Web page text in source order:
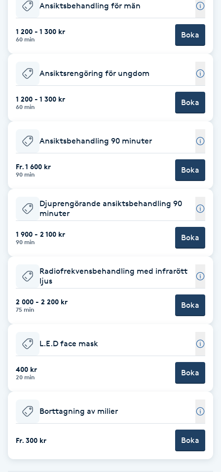
Cryoterapi
Damklippning
Dermapen
Diamantslipning
E
Enzympeeling
Extensions
Extensions borttagning
Eyeliner-tatuering
Face framing
Faceliftmassage
Fet hårbotten
Fettreducering
Fibromassage
Fillers
Ansiktsbehandling för män
1 200 - 1 300 kr
60 min Boka
Ansiktsrengöring för ungdom
1 200 - 1 300 kr
60 min Boka
Ansiktsbehandling 90 minuter
Fr. 1 600 kr
90 min Boka
Djuprengörande ansiktsbehandling 90
minuter
1 900 - 2 100 kr
90 min Boka
Radiofrekvensbehandling med infrarött
ljus
2 000 - 2 200 kr
75 min Boka
L.E.D face mask
400 kr
20 min Boka
Borttagning av milier
Fr. 300 kr Boka